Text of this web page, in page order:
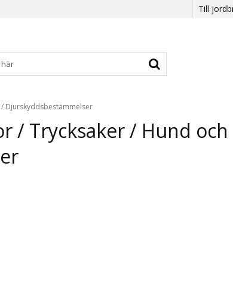
Till
/ Djurskyddsbestämmelser
/ Trycksaker / Hund